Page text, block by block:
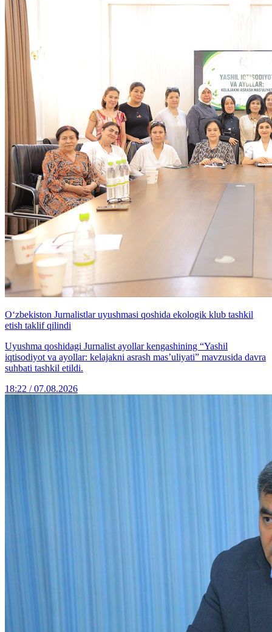
O‘zbekiston Jurnalistlar uyushmasi qoshida ekologik klub tashkil
etish taklif qilindi
Uyushma qoshidagi Jurnalist ayollar kengashining “Yashil
iqtisodiyot va ayollar: kelajakni asrash mas’uliyati” mavzusida davra
suhbati tashkil etildi.
18:22 / 07.08.2026